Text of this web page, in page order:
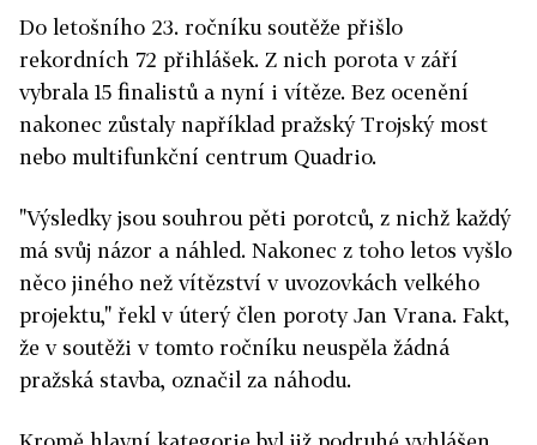
Do letošního 23. ročníku soutěže přišlo
rekordních 72 přihlášek. Z nich porota v září
vybrala 15 finalistů a nyní i vítěze. Bez ocenění
nakonec zůstaly například pražský Trojský most
nebo multifunkční centrum Quadrio.
"Výsledky jsou souhrou pěti porotců, z nichž každý
má svůj názor a náhled. Nakonec z toho letos vyšlo
něco jiného než vítězství v uvozovkách velkého
projektu," řekl v úterý člen poroty Jan Vrana. Fakt,
že v soutěži v tomto ročníku neuspěla žádná
pražská stavba, označil za náhodu.